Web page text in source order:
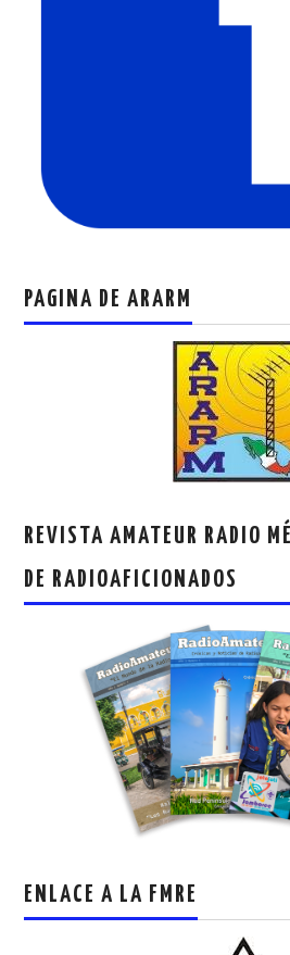
PAGINA DE ARARM
REVISTA AMATEUR RADIO
DE RADIOAFICIONADOS
ENLACE A LA FMRE